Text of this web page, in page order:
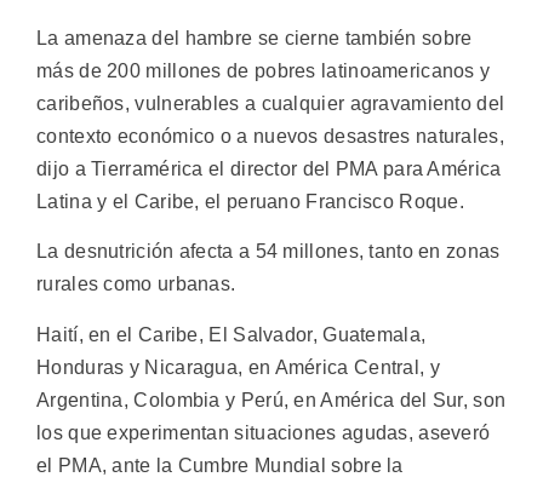
La amenaza del hambre se cierne también sobre
más de 200 millones de pobres latinoamericanos y
caribeños, vulnerables a cualquier agravamiento del
contexto económico o a nuevos desastres naturales,
dijo a Tierramérica el director del PMA para América
Latina y el Caribe, el peruano Francisco Roque.
La desnutrición afecta a 54 millones, tanto en zonas
rurales como urbanas.
Haití, en el Caribe, El Salvador, Guatemala,
Honduras y Nicaragua, en América Central, y
Argentina, Colombia y Perú, en América del Sur, son
los que experimentan situaciones agudas, aseveró
el PMA, ante la Cumbre Mundial sobre la